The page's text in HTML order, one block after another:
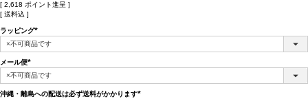
[ 2,618 ポイント進呈 ]
送料込
ラッピング
(必
メール便
(必
須)
沖縄・離島への配送は必ず送料がかかります